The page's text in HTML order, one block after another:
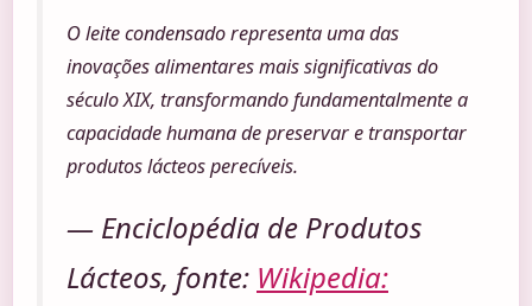
O leite condensado representa uma das
inovações alimentares mais significativas do
século XIX, transformando fundamentalmente a
capacidade humana de preservar e transportar
produtos lácteos perecíveis.
— Enciclopédia de Produtos
Lácteos, fonte: Wikipedia: